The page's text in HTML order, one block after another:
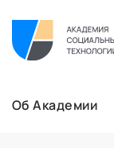
Об Академии